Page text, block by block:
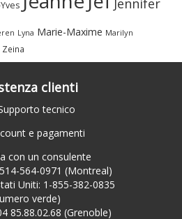
Jennifer
Lyna Marie-Maxime Marilyn
Zeina
clienti
tecnico
e pagamenti
con un consulente
564-0971 (Montreal)
Uniti: 1-855-382-0835
verde)
85.88.02.68 (Grenoble)